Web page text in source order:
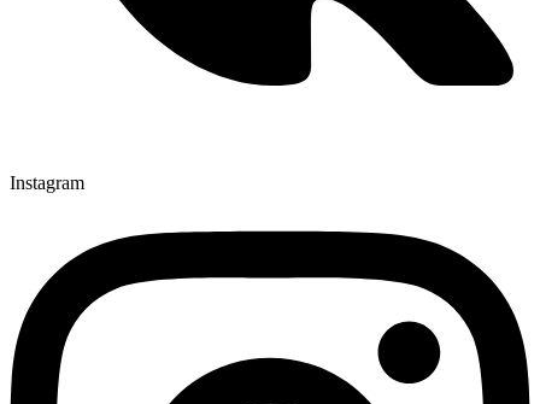
Instagram